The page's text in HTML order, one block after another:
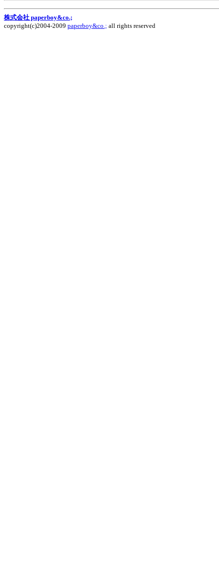
株式会社 paperboy&co.;
copyright(c)2004-2009 paperboy&co.; all rights reserved